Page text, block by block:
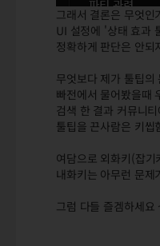
그래서 결론은 무엇인
UI 설정에 '상태 효과
정확하게 판단은 안
무엇보다 제가 툴팁의
빠전에서 물어봤을때
검색 한 결과 커뮤니
툴팁을 끈사람은 키
여담으로 외화키(잡
내화키는 아무런 문
그럼 다들 즐겜하세요